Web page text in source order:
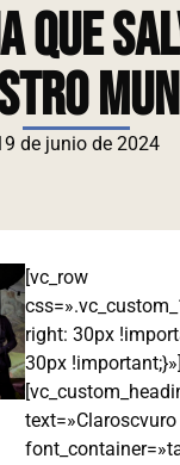
QUE
de junio de 2024
[vc_row
right: 30px
30px
text=»Claroscvuro